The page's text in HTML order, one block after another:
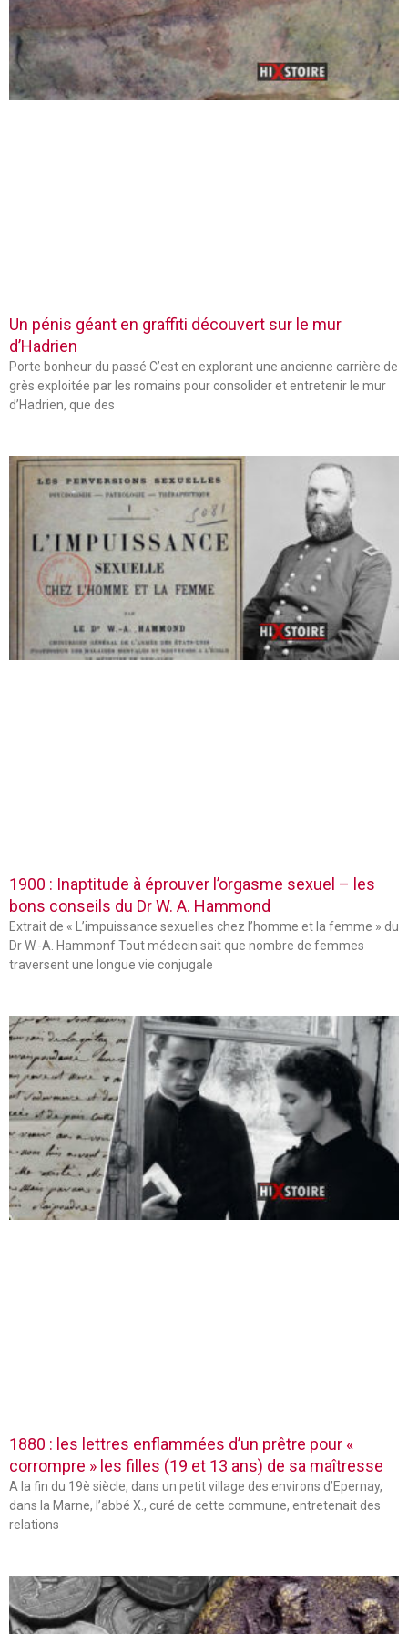
Un pénis géant en graffiti découvert sur le mur
d’Hadrien
Porte bonheur du passé C’est en explorant une ancienne carrière de
grès exploitée par les romains pour consolider et entretenir le mur
d’Hadrien, que des
1900 : Inaptitude à éprouver l’orgasme sexuel – les
bons conseils du Dr W. A. Hammond
Extrait de « L’impuissance sexuelles chez l’homme et la femme » du
Dr W.-A. Hammonf Tout médecin sait que nombre de femmes
traversent une longue vie conjugale
1880 : les lettres enflammées d’un prêtre pour «
corrompre » les filles (19 et 13 ans) de sa maîtresse
A la fin du 19è siècle, dans un petit village des environs d’Epernay,
dans la Marne, l’abbé X., curé de cette commune, entretenait des
relations